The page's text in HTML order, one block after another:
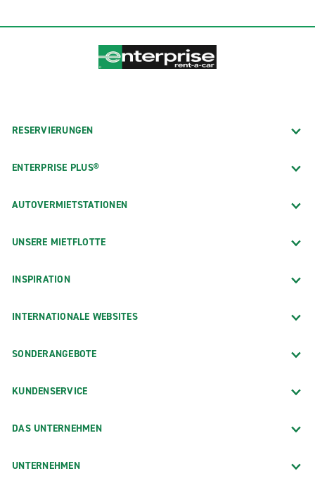
RESERVIERUNGEN
ENTERPRISE PLUS®
AUTOVERMIETSTATIONEN
UNSERE MIETFLOTTE
INSPIRATION
INTERNATIONALE WEBSITES
SONDERANGEBOTE
KUNDENSERVICE
DAS UNTERNEHMEN
UNTERNEHMEN